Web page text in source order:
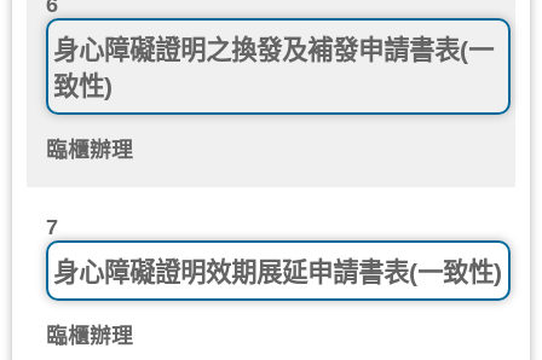
身心障礙證明之換發及補發申請書表(一
致性)
臨櫃辦理
7
身心障礙證明效期展延申請書表(一致性)
臨櫃辦理